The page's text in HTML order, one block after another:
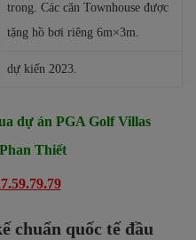
trong. Các căn Townhouse được
tặng hồ bơi riêng 6m×3m.
dự kiến 2023.
dự án PGA Golf Villas
Thiết
chuẩn quốc tế đầu